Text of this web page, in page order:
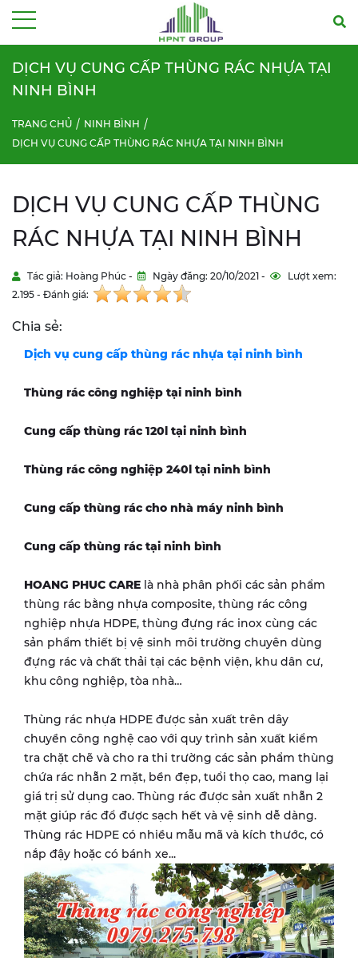
DỊCH VỤ CUNG CẤP THÙNG RÁC NHỰA TẠI
NINH BÌNH
TRANG CHỦ
NINH BÌNH
DỊCH VỤ CUNG CẤP THÙNG RÁC NHỰA TẠI NINH BÌNH
DỊCH VỤ CUNG CẤP THÙNG
RÁC NHỰA TẠI NINH BÌNH
Tác giả: Hoàng Phúc - Ngày đăng: 20/10/2021 -
Lượt xem:
2.195 - Đánh giá:
Chia sẻ:
Dịch vụ cung cấp thùng rác nhựa tại ninh bình
Thùng rác công nghiệp tại ninh bình
Cung cấp thùng rác 120l tại ninh bình
Thùng rác công nghiệp 240l tại ninh bình
Cung cấp thùng rác cho nhà máy ninh bình
Cung cấp thùng rác tại ninh bình
HOANG PHUC CARE là nhà phân phối các sản phẩm
thùng rác bằng nhựa composite, thùng rác công
nghiệp nhựa HDPE, thùng đựng rác inox cùng các
sản phẩm thiết bị vệ sinh môi trường chuyên dùng
đựng rác và chất thải tại các bệnh viện, khu dân cư,
khu công nghiệp, tòa nhà…
Thùng rác nhựa HDPE được sản xuất trên dây
chuyền công nghệ cao với quy trình sản xuất kiểm
tra chặt chẽ và cho ra thi trường các sản phẩm thùng
chứa rác nhẵn 2 mặt, bền đẹp, tuổi thọ cao, mang lại
giá trị sử dụng cao. Thùng rác được sản xuất nhẵn 2
mặt giúp rác đổ được sạch hết và vệ sinh dễ dàng.
Thùng rác HDPE có nhiều mẫu mã và kích thước, có
nắp đậy hoặc có bánh xe...